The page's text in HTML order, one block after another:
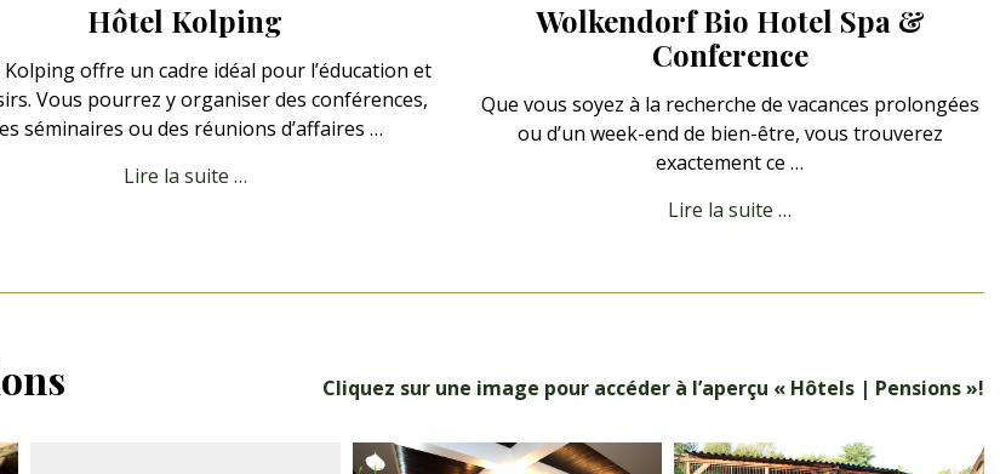
Hôtel Kolping
Kolping offre un cadre idéal pour l’éducation et
Vous pourrez y organiser des conférences,
séminaires ou des réunions d’affaires …
Lire la suite …
Wolkendorf Bio Hotel Spa &
Conference
Que vous soyez à la recherche de vacances prolongées
ou d’un week-end de bien-être, vous trouverez
exactement ce …
Lire la suite …
Cliquez sur une image pour accéder à l’aperçu « Hôtels | Pensions »!